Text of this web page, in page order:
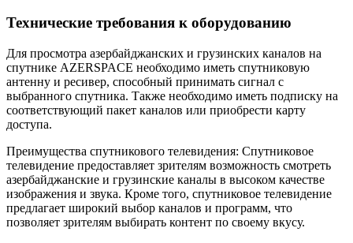
Технические требования к оборудованию
Для просмотра азербайджанских и грузинских каналов на
спутнике AZERSPACE необходимо иметь спутниковую
антенну и ресивер, способный принимать сигнал с
выбранного спутника. Также необходимо иметь подписку на
соответствующий пакет каналов или приобрести карту
доступа.
Преимущества спутникового телевидения: Спутниковое
телевидение предоставляет зрителям возможность смотреть
азербайджанские и грузинские каналы в высоком качестве
изображения и звука. Кроме того, спутниковое телевидение
предлагает широкий выбор каналов и программ, что
позволяет зрителям выбирать контент по своему вкусу.